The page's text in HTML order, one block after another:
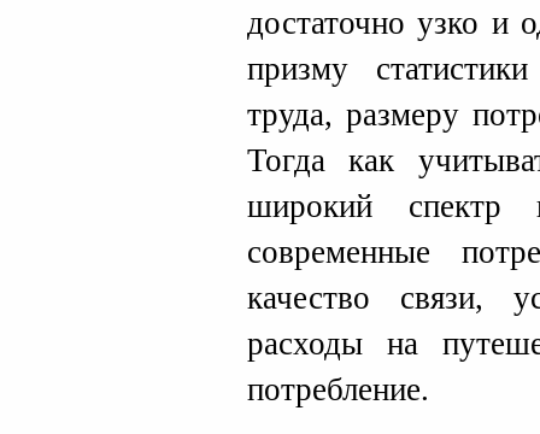
достаточно узко и
призму
труда, размеру
Тогда как
широкий спектр
современные
качество связи,
расходы на
потребление.